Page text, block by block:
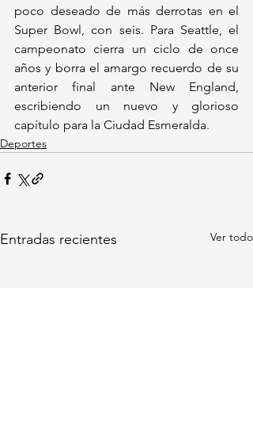
poco deseado de más derrotas en el
Super Bowl, con seis. Para Seattle, el
campeonato cierra un ciclo de once
años y borra el amargo recuerdo de su
anterior final ante New England,
escribiendo un nuevo y glorioso
capítulo para la Ciudad Esmeralda.
Deportes
Entradas recientes Ver todo